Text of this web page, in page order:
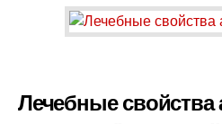
Лечебные свойства